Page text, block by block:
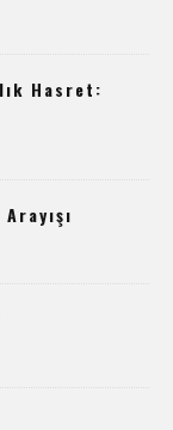
Hasret: